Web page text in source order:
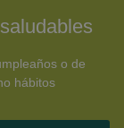
o de
hábitos